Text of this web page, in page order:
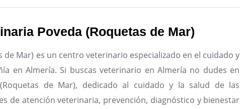
Poveda (Roquetas de Mar)
de Mar) es un centro veterinario especializado en el cuidado y
en Almería. Si buscas veterinario en Almería no dudes en
de Mar), dedicado al cuidado y la salud de las
de atención veterinaria, prevención, diagnóstico y bienestar